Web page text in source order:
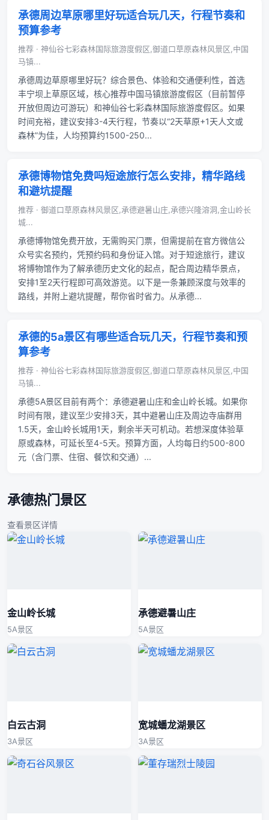
承德周边草原哪里好玩适合玩几天，行程节奏和
预算参考
推荐 · 神仙谷七彩森林国际旅游度假区,御道口草原森林风景区,中国
马镇...
承德周边草原哪里好玩？综合景色、体验和交通便利性，首选
丰宁坝上草原区域，核心推荐中国马镇旅游度假区（目前暂停
开放但周边可游玩）和神仙谷七彩森林国际旅游度假区。如果
时间充裕，建议安排3-4天行程，节奏以“2天草原+1天人文或
森林”为佳，人均预算约1500-250...
承德博物馆免费吗短途旅行怎么安排，精华路线
和避坑提醒
推荐 · 御道口草原森林风景区,承德避暑山庄,承德兴隆溶洞,金山岭长
城...
承德博物馆免费开放，无需购买门票，但需提前在官方微信公
众号实名预约，凭预约码和身份证入馆。对于短途旅行，建议
将博物馆作为了解承德历史文化的起点，配合周边精华景点，
安排1至2天行程即可高效游览。以下是一条兼顾深度与效率的
路线，并附上避坑提醒，帮你省时省力。从承德...
承德的5a景区有哪些适合玩几天，行程节奏和预
算参考
推荐 · 神仙谷七彩森林国际旅游度假区,御道口草原森林风景区,中国
马镇...
承德5A景区目前有两个：承德避暑山庄和金山岭长城。如果你
时间有限，建议至少安排3天，其中避暑山庄及周边寺庙群用
1.5天，金山岭长城用1天，剩余半天可机动。若想深度体验草
原或森林，可延长至4-5天。预算方面，人均每日约500-800
元（含门票、住宿、餐饮和交通）...
承德热门景区
查看景区详情
金山岭长城
5A景区
承德避暑山庄
5A景区
白云古洞
3A景区
宽城蟠龙湖景区
3A景区